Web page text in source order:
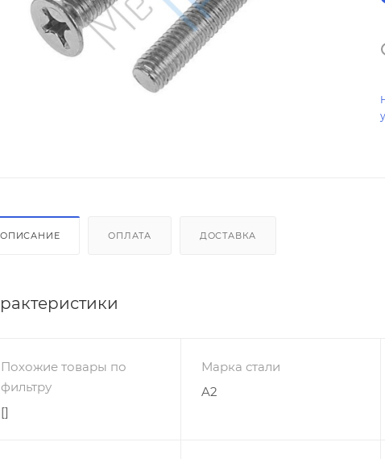
ОПИСАНИЕ ОПЛАТА ДОСТАВКА
Похожие товары по
фильтру
[]
Марка стали
A2